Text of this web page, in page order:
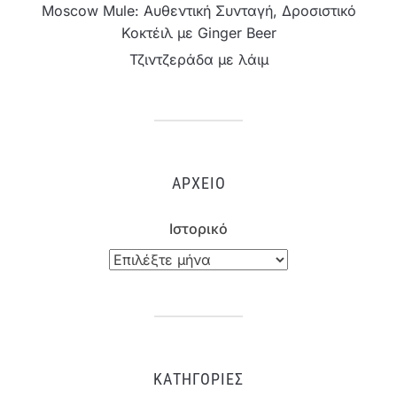
Moscow Mule: Αυθεντική Συνταγή, Δροσιστικό
Κοκτέιλ με Ginger Beer
Τζιντζεράδα με λάιμ
ΑΡΧΕΊΟ
Ιστορικό
ΚΑΤΗΓΟΡΊΕΣ